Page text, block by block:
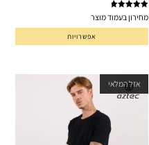
דורג5.00
מחירון בעמוד מוצר
אפשרויות
אזל המלאי